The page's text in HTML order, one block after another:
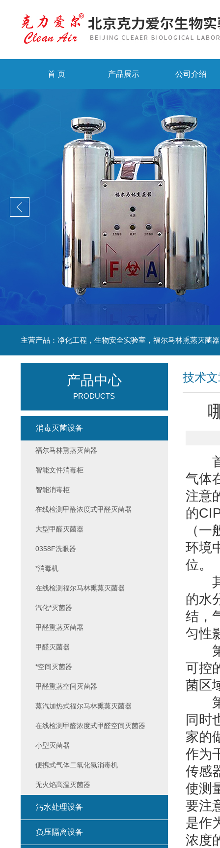
首 页 产品展示 公司介绍
技术
首
气体
注意
的
（
环境
位。
其
的水
结，
匀性
第
可控
菌区
第
同时
家的
作为
传感
使测
要注
是作
浓度
产品中心
PRODUCTS
消毒灭菌设备
福尔马林熏蒸灭菌器
智能文件消毒柜
智能消毒柜
在线检测甲醛浓度式甲醛灭菌器
大型甲醛灭菌器
0358F洗眼器
*消毒机
在线检测福尔马林熏蒸灭菌器
汽化*灭菌器
甲醛熏蒸灭菌器
甲醛灭菌器
*空间灭菌器
甲醛熏蒸空间灭菌器
蒸汽加热式福尔马林熏蒸灭菌器
在线检测甲醛浓度式甲醛空间灭菌器
小型灭菌器
便携式气体二氧化氯消毒机
无火焰高温灭菌器
污水处理设备
负压隔离设备